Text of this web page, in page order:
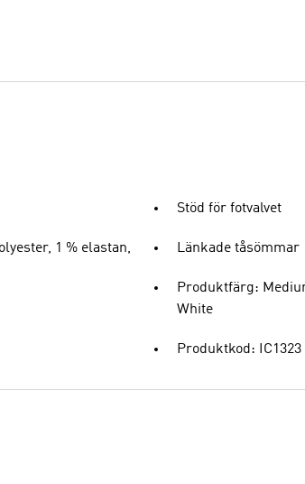
1 % elastan,
Stöd för fotvalvet
Länkade tåsömmar
Produktfärg:
White
Produktkod: IC1323